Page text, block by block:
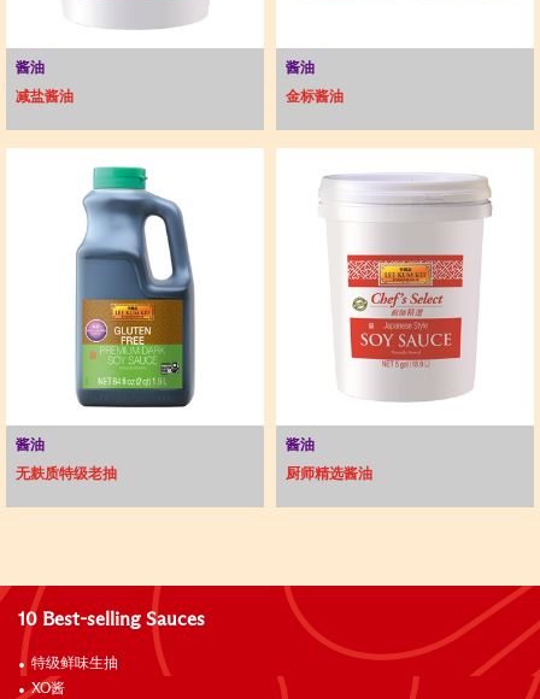
酱油
减盐酱油
酱油
金标酱油
酱油
无麸质特级老抽
酱油
厨师精选酱油
10 Best-selling Sauces
特级鲜味生抽
XO酱